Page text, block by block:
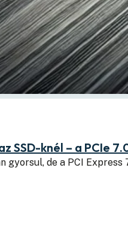
SSD-knél – a PCIe
gyorsul, de a PCI Express